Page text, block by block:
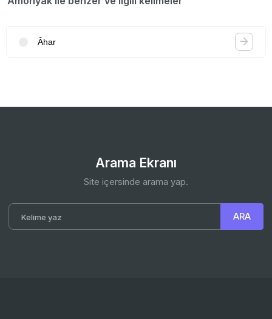
Âhar
Arama Ekranı
Site içersinde arama yap.